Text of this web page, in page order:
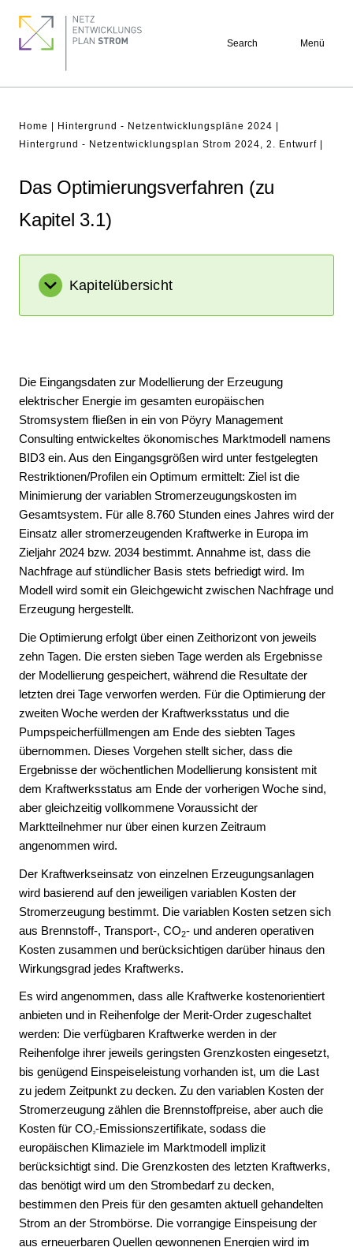
main
Search Menü
Breadcrumb
Home
Hintergrund - Netzentwicklungspläne 2024
Hintergrund - Netzentwicklungsplan Strom 2024, 2. Entwurf
Das Optimierungsverfahren (zu
Kapitel 3.1)
Kapitelübersicht
bei B 2024 (zu Kapitel 2.4.1)
Erläuterung der Methodik zur
Regionalisierung von erneuerbaren Energien
zu A 2024, C 2024 und B 2034 (zu Kapitel
2.4.1)
Installierte Leistungen je Bundesland und
Szenario (zu Kapitel 2.4.2)
Energiesalden ausgewählter europäischer
Regionen je Szenario (zu Kapitel 3.2.1)
KWK-Modellierung in der Marktsimulation (zu
Kapitel 3.2.3)
Kapitel 3.3)
Auswirkungen reduzierter Schwungmasse auf
Vorgehensweise zur Bestimmung der
Korridorlängen/Kostenschätzungen aus dem
Die Eingangsdaten zur Modellierung der Erzeugung
elektrischer Energie im gesamten europäischen
Stromsystem fließen in ein von Pöyry Management
Consulting entwickeltes ökonomisches Marktmodell namens
BID3 ein. Aus den Eingangsgrößen wird unter festgelegten
Restriktionen/Profilen ein Optimum ermittelt: Ziel ist die
Minimierung der variablen Stromerzeugungskosten im
Gesamtsystem. Für alle 8.760 Stunden eines Jahres wird der
Einsatz aller stromerzeugenden Kraftwerke in Europa im
Zieljahr 2024 bzw. 2034 bestimmt. Annahme ist, dass die
Nachfrage auf stündlicher Basis stets befriedigt wird. Im
Modell wird somit ein Gleichgewicht zwischen Nachfrage und
Erzeugung hergestellt.
Die Optimierung erfolgt über einen Zeithorizont von jeweils
zehn Tagen. Die ersten sieben Tage werden als Ergebnisse
der Modellierung gespeichert, während die Resultate der
letzten drei Tage verworfen werden. Für die Optimierung der
zweiten Woche werden der Kraftwerksstatus und die
Pumpspeicherfüllmengen am Ende des siebten Tages
übernommen. Dieses Vorgehen stellt sicher, dass die
Ergebnisse der wöchentlichen Modellierung konsistent mit
dem Kraftwerksstatus am Ende der vorherigen Woche sind,
aber gleichzeitig vollkommene Voraussicht der
Marktteilnehmer nur über einen kurzen Zeitraum
angenommen wird.
Der Kraftwerkseinsatz von einzelnen Erzeugungsanlagen
wird basierend auf den jeweiligen variablen Kosten der
Stromerzeugung bestimmt. Die variablen Kosten setzen sich
aus Brennstoff-, Transport-, CO2- und anderen operativen
Kosten zusammen und berücksichtigen darüber hinaus den
Wirkungsgrad jedes Kraftwerks.
Es wird angenommen, dass alle Kraftwerke kostenorientiert
anbieten und in Reihenfolge der Merit-Order zugeschaltet
werden: Die verfügbaren Kraftwerke werden in der
Reihenfolge ihrer jeweils geringsten Grenzkosten eingesetzt,
bis genügend Einspeiseleistung vorhanden ist, um die Last
zu jedem Zeitpunkt zu decken. Zu den variablen Kosten der
Stromerzeugung zählen die Brennstoffpreise, aber auch die
Kosten für CO2-Emissionszertifikate, sodass die
europäischen Klimaziele im Marktmodell implizit
berücksichtigt sind. Die Grenzkosten des letzten Kraftwerks,
das benötigt wird um den Strombedarf zu decken,
bestimmen den Preis für den gesamten aktuell gehandelten
Strom an der Strombörse. Die vorrangige Einspeisung der
aus erneuerbaren Quellen gewonnenen Energien wird im
quick
links